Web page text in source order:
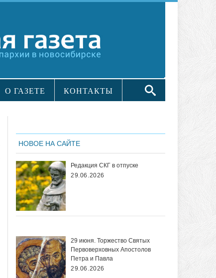
О ГАЗЕТЕ КОНТАКТЫ
НОВОЕ НА САЙТЕ
Редакция СКГ в отпуске
29.06.2026
29 июня. Торжество Святых
Первоверховных Апостолов
Петра и Павла
29.06.2026